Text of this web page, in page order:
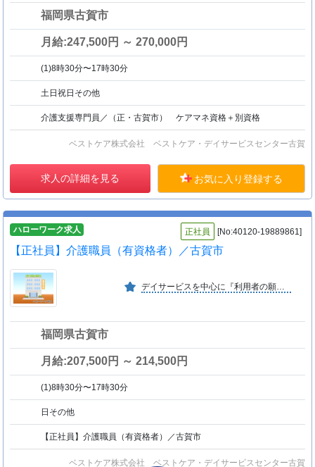
福岡県古賀市
月給:247,500円 ～ 270,000円
(1)8時30分〜17時30分
土日祝日その他
介護支援専門員／（正・古賀市） ケアマネ資格＋別資格
ベストケア株式会社 ベストケア・デイサービスセンター古賀
求人の詳細を見る お気に入り登録する
ハローワーク求人 正社員 [No:40120-19889861]
【正社員】介護職員（有資格者）／古賀市
デイサービスを中心に『利用者の願いを叶える』を大切にする介護を提供してきました。『利用者を幸せに、社員も幸せに』を働きやすい職場環境を調えることで実現します。
福岡県古賀市
月給:207,500円 ～ 214,500円
(1)8時30分〜17時30分
日その他
【正社員】介護職員（有資格者）／古賀市
ベストケア株式会社 ベストケア・デイサービスセンター古賀